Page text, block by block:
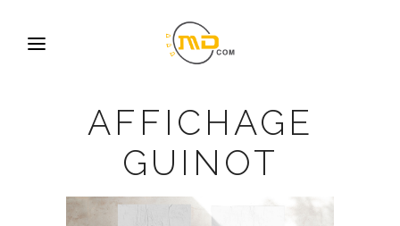
AFFICHAGE
GUINOT